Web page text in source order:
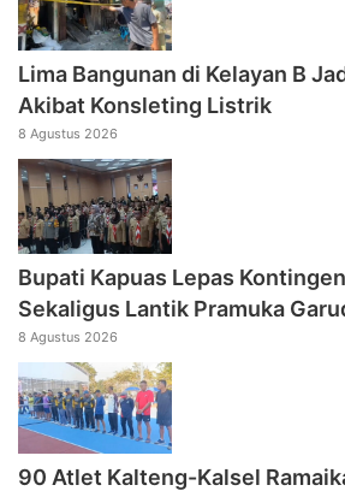
Lima Bangunan di Kelayan B
Akibat Konsleting Listrik
8 Agustus 2026
Bupati Kapuas Lepas
Sekaligus Lantik Pramuka
8 Agustus 2026
90 Atlet Kalteng-Kalsel